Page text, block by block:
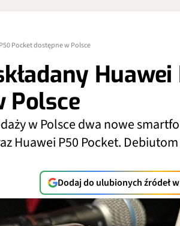
Pocket dostępne w Polsce
Huawei
Polsce
w Polsce dwa nowe
Huawei P50 Pocket.
Dodaj do ulubionych źródeł